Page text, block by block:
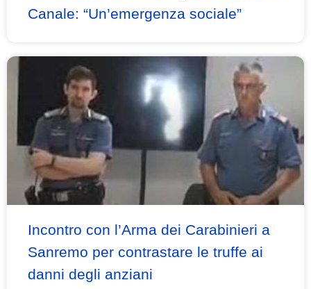
Canale: “Un’emergenza sociale”
Incontro con l’Arma dei Carabinieri a
Sanremo per contrastare le truffe ai
danni degli anziani